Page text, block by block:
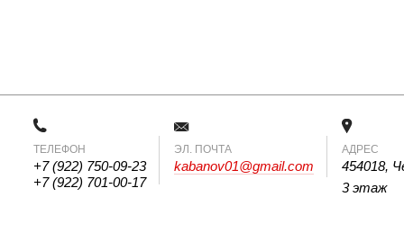
ТЕЛЕФОН
+7 (922) 750-09-23
+7 (922) 701-00-17
ЭЛ. ПОЧТА
kabanov01@gmail.com
АДРЕС
454018,
3 этаж